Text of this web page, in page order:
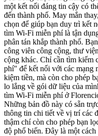
một kết nối đáng tin cậy có
đến thành phố. May mắn
chọn để giúp bạn duy trì kết
tìm Wi-Fi miễn phí là tận
phân tán khắp thành phố.
công viên công cộng, thư
cộng khác. Chỉ cần tìm kiếm
phí" để kết nối với các mạng
kiệm tiền, mà còn cho phép
lo lắng về gói dữ liệu của
tìm Wi-Fi miễn phí ở
Những bản đồ này có sẵn
thông tin chi tiết về vị trí các
thậm chí còn cho phép bạn
độ phổ biến. Đây là một